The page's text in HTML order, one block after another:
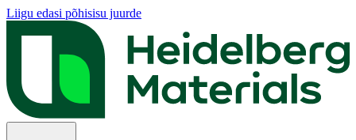
Liigu edasi põhisisu juurde